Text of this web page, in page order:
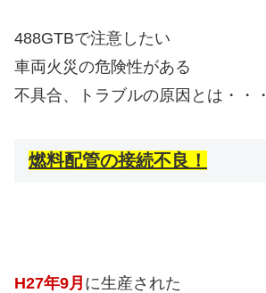
488GTBで注意したい
車両火災の危険性がある
不具合、トラブルの原因とは・・・
燃料配管の接続不良！
H27年9月 に生産された